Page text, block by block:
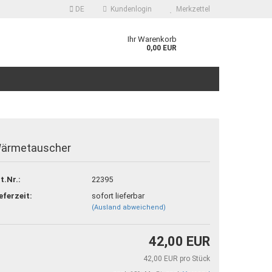
DE Kundenlogin
erstellen
vergessen?
Merkzettel
Ihr Warenkorb
0,00 EUR
22395
sofort lieferbar
(Ausland abweichend)
42,00 EUR
42,00 EUR pro Stück